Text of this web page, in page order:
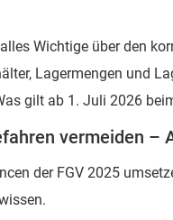
Wichtige über den
Lagermengen und
gilt ab 1. Juli 2026
vermeiden –
der FGV 2025